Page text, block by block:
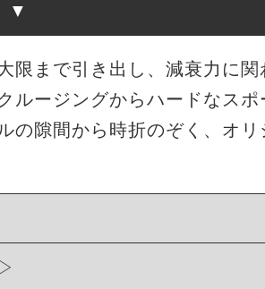
限まで引き出し、減衰力に
ルージングからハードなス
の隙間から時折のぞく、オ